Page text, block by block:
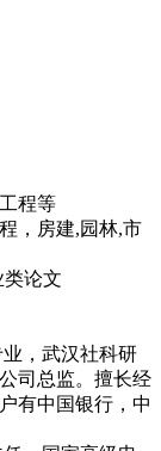
程等
，房建,园林,市
论文
，武汉社科研
司总监。擅长经
有中国银行，中